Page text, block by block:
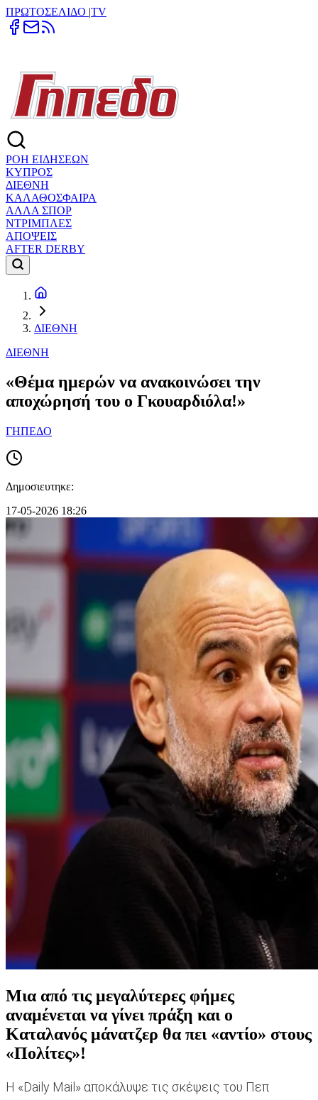
ΠΡΩΤΟΣΕΛΙΔΟ |TV
ΡΟΗ ΕΙΔΗΣΕΩΝ
ΚΥΠΡΟΣ
ΔΙΕΘΝΗ
ΚΑΛΑΘΟΣΦΑΙΡΑ
ΑΛΛΑ ΣΠΟΡ
ΝΤΡΙΜΠΛΕΣ
ΑΠΟΨΕΙΣ
AFTER DERBY
ΔΙΕΘΝΗ
ΔΙΕΘΝΗ
«Θέμα ημερών να ανακοινώσει την
αποχώρησή του ο Γκουαρδιόλα!»
ΓΗΠΕΔΟ
Δημοσιευτηκε:
17-05-2026 18:26
Μια από τις μεγαλύτερες φήμες
αναμένεται να γίνει πράξη και ο
Καταλανός μάνατζερ θα πει «αντίο» στους
«Πολίτες»!
Η «Daily Mail» αποκάλυψε τις σκέψεις του Πεπ